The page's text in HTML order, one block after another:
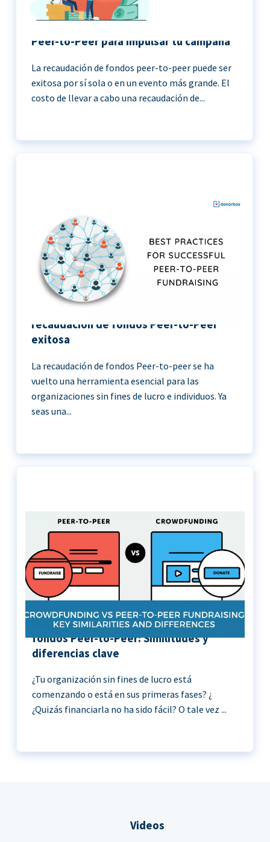
Peer-to-Peer para impulsar tu campaña
La recaudación de fondos peer-to-peer puede ser
exitosa por sí sola o en un evento más grande. El
costo de llevar a cabo una recaudación de...
11 Mejores prácticas para una
recaudación de fondos Peer-to-Peer
exitosa
La recaudación de fondos Peer-to-peer se ha
vuelto una herramienta esencial para las
organizaciones sin fines de lucro e individuos. Ya
seas una...
Crowdfunding vs Recaudación de
fondos Peer-to-Peer: Similitudes y
diferencias clave
¿Tu organización sin fines de lucro está
comenzando o está en sus primeras fases? ¿
¿Quizás financiarla no ha sido fácil? O tale vez ...
Videos